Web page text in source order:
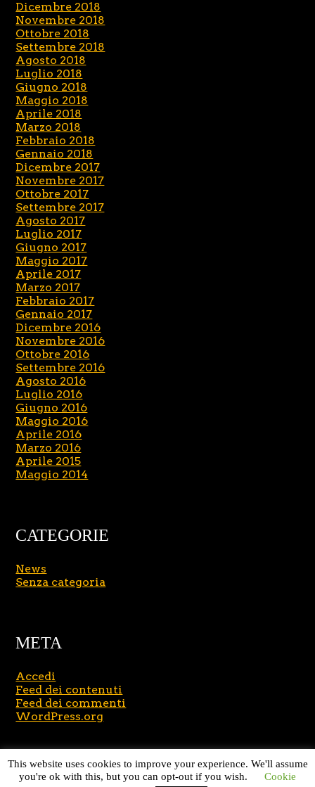
Dicembre 2018
Novembre 2018
Ottobre 2018
Settembre 2018
Agosto 2018
Luglio 2018
Giugno 2018
Maggio 2018
Aprile 2018
Marzo 2018
Febbraio 2018
Gennaio 2018
Dicembre 2017
Novembre 2017
Ottobre 2017
Settembre 2017
Agosto 2017
Luglio 2017
Giugno 2017
Maggio 2017
Aprile 2017
Marzo 2017
Febbraio 2017
Gennaio 2017
Dicembre 2016
Novembre 2016
Ottobre 2016
Settembre 2016
Agosto 2016
Luglio 2016
Giugno 2016
Maggio 2016
Aprile 2016
Marzo 2016
Aprile 2015
Maggio 2014
CATEGORIE
News
Senza categoria
META
Accedi
Feed dei contenuti
Feed dei commenti
WordPress.org
Copyright © 2026 Massimo Brusasco
. All Rights
Reserved.Journal Lite by Slocum Studio
This website uses cookies to improve your experience. We'll assume
you're ok with this, but you can opt-out if you wish.
Cookie